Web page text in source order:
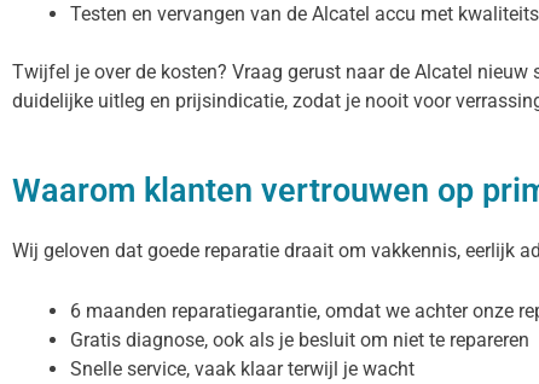
Testen en vervangen van de Alcatel accu met
Twijfel je over de kosten? Vraag gerust naar de Alcatel
duidelijke uitleg en prijsindicatie, zodat je nooit voor
Waarom klanten vertrouwen op
Wij geloven dat goede reparatie draait om vakkennis, eerlijk
6 maanden reparatiegarantie, omdat we achter onze
Gratis diagnose, ook als je besluit om niet te repareren
Snelle service, vaak klaar terwijl je wacht